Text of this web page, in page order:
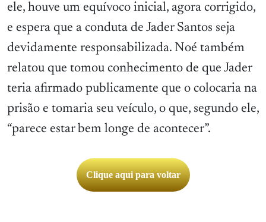
ele, houve um equívoco inicial, agora corrigido,
e espera que a conduta de Jader Santos seja
devidamente responsabilizada. Noé também
relatou que tomou conhecimento de que Jader
teria afirmado publicamente que o colocaria na
prisão e tomaria seu veículo, o que, segundo ele,
“parece estar bem longe de acontecer”.
Clique aqui para voltar